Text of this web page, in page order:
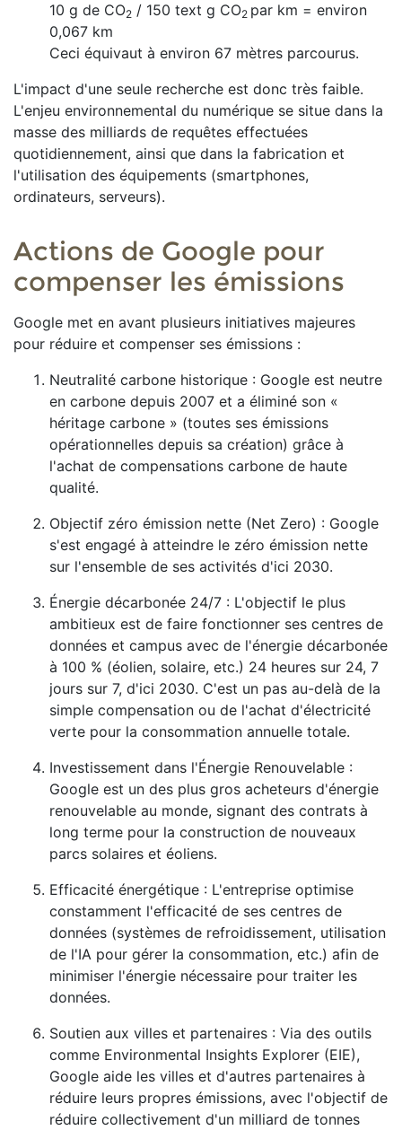
10 g de CO2 / 150 text g CO2 par km = environ
0,067 km
Ceci équivaut à environ 67 mètres parcourus.
L'impact d'une seule recherche est donc très faible.
L'enjeu environnemental du numérique se situe dans la
masse des milliards de requêtes effectuées
quotidiennement, ainsi que dans la fabrication et
l'utilisation des équipements (smartphones,
ordinateurs, serveurs).
Actions de Google pour
compenser les émissions
Google met en avant plusieurs initiatives majeures
pour réduire et compenser ses émissions :
Neutralité carbone historique : Google est neutre
en carbone depuis 2007 et a éliminé son «
héritage carbone » (toutes ses émissions
opérationnelles depuis sa création) grâce à
l'achat de compensations carbone de haute
qualité.
Objectif zéro émission nette (Net Zero) : Google
s'est engagé à atteindre le zéro émission nette
sur l'ensemble de ses activités d'ici 2030.
Énergie décarbonée 24/7 : L'objectif le plus
ambitieux est de faire fonctionner ses centres de
données et campus avec de l'énergie décarbonée
à 100 % (éolien, solaire, etc.) 24 heures sur 24, 7
jours sur 7, d'ici 2030. C'est un pas au-delà de la
simple compensation ou de l'achat d'électricité
verte pour la consommation annuelle totale.
Investissement dans l'Énergie Renouvelable :
Google est un des plus gros acheteurs d'énergie
renouvelable au monde, signant des contrats à
long terme pour la construction de nouveaux
parcs solaires et éoliens.
Efficacité énergétique : L'entreprise optimise
constamment l'efficacité de ses centres de
données (systèmes de refroidissement, utilisation
de l'IA pour gérer la consommation, etc.) afin de
minimiser l'énergie nécessaire pour traiter les
données.
Soutien aux villes et partenaires : Via des outils
comme Environmental Insights Explorer (EIE),
Google aide les villes et d'autres partenaires à
réduire leurs propres émissions, avec l'objectif de
réduire collectivement d'un milliard de tonnes